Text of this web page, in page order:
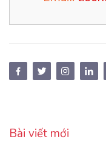
Bài viết mới